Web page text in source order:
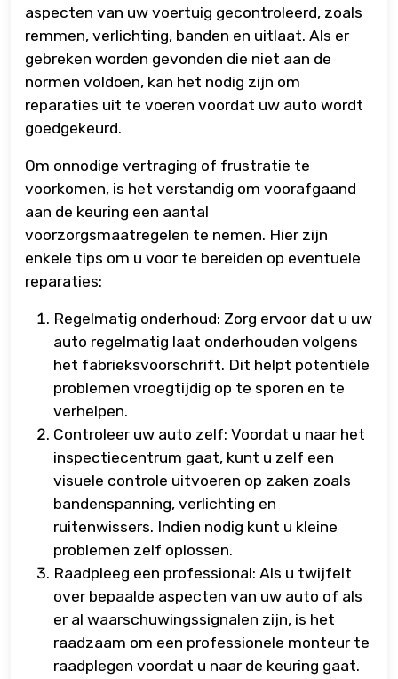
aspecten van uw voertuig gecontroleerd, zoals
remmen, verlichting, banden en uitlaat. Als er
gebreken worden gevonden die niet aan de
normen voldoen, kan het nodig zijn om
reparaties uit te voeren voordat uw auto wordt
goedgekeurd.
Om onnodige vertraging of frustratie te
voorkomen, is het verstandig om voorafgaand
aan de keuring een aantal
voorzorgsmaatregelen te nemen. Hier zijn
enkele tips om u voor te bereiden op eventuele
reparaties:
Regelmatig onderhoud: Zorg ervoor dat u uw
auto regelmatig laat onderhouden volgens
het fabrieksvoorschrift. Dit helpt potentiële
problemen vroegtijdig op te sporen en te
verhelpen.
Controleer uw auto zelf: Voordat u naar het
inspectiecentrum gaat, kunt u zelf een
visuele controle uitvoeren op zaken zoals
bandenspanning, verlichting en
ruitenwissers. Indien nodig kunt u kleine
problemen zelf oplossen.
Raadpleeg een professional: Als u twijfelt
over bepaalde aspecten van uw auto of als
er al waarschuwingssignalen zijn, is het
raadzaam om een professionele monteur te
raadplegen voordat u naar de keuring gaat.